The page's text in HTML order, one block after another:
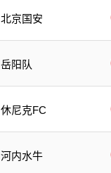
北京国安
岳阳队
休尼克FC
河内水牛